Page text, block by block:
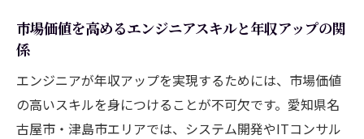
市場価値を高めるエンジニアスキルと年収アップの関
係
エンジニアが年収アップを実現するためには、市場価値
の高いスキルを身につけることが不可欠です。愛知県名
古屋市・津島市エリアでは、システム開発やITコンサル